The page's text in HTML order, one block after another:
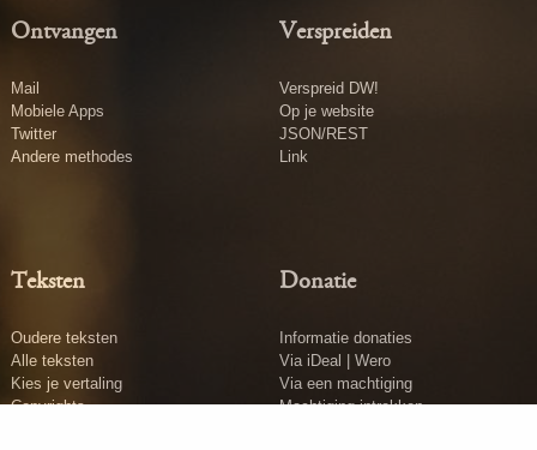
Ontvangen
Mail
Mobiele Apps
Twitter
Andere methodes
Verspreiden
Verspreid DW!
Op je website
JSON/REST
Link
Teksten
Oudere teksten
Alle teksten
Kies je vertaling
Copyrights
Donatie
Informatie donaties
Via iDeal | Wero
Via een machtiging
Machtiging intrekken